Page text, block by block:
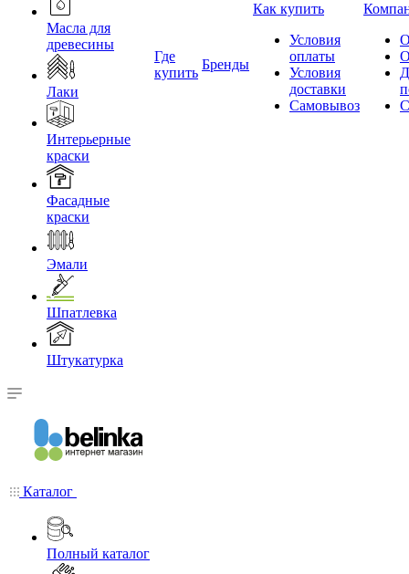
Масла для
древесины
Лаки
Интерьерные
краски
Фасадные
краски
Эмали
Шпатлевка
Штукатурка
Где
купить
Бренды
Как купить
Условия
оплаты
Условия
доставки
Самовывоз
Каталог
Полный каталог